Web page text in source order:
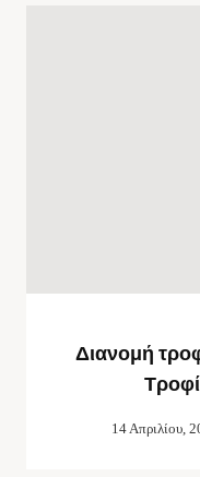
Διανομή
14 Απριλίου,